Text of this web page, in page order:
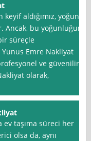
aldığımız, yoğun
bu yoğunluğun
süreçle
Emre Nakliyat
ve güvenilir
olarak,
ev taşıma süreci her
olsa da, aynı